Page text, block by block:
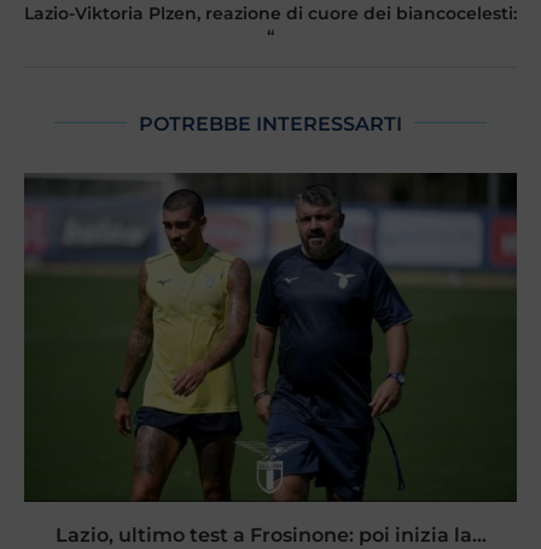
Lazio-Viktoria Plzen, reazione di cuore dei biancocelesti:
“
POTREBBE INTERESSARTI
Lazio, ultimo test a Frosinone: poi inizia la...